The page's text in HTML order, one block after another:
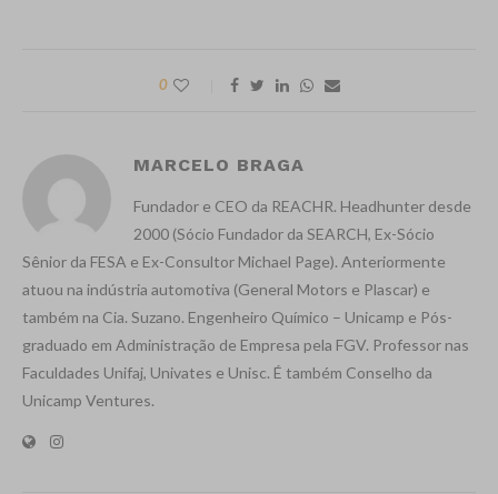
0
MARCELO BRAGA
Fundador e CEO da REACHR. Headhunter desde
2000 (Sócio Fundador da SEARCH, Ex-Sócio
Sênior da FESA e Ex-Consultor Michael Page). Anteriormente
atuou na indústria automotiva (General Motors e Plascar) e
também na Cia. Suzano. Engenheiro Químico – Unicamp e Pós-
graduado em Administração de Empresa pela FGV. Professor nas
Faculdades Unifaj, Univates e Unisc. É também Conselho da
Unicamp Ventures.